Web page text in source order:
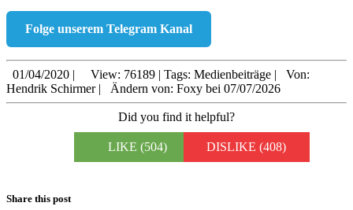
Folge unserem Telegram Kanal
01/04/2020 | View: 76189 | Tags: Medienbeiträge |
Von:
Hendrik Schirmer | Ändern von: Foxy bei 07/07/2026
Did you find it helpful?
LIKE (504) DISLIKE (408)
Share this post